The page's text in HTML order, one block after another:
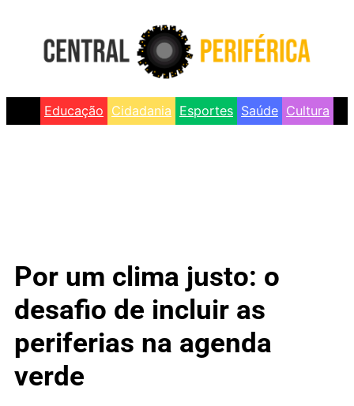
Educação Cidadania Esportes Saúde Cultura
Por um clima justo: o
desafio de incluir as
periferias na agenda
verde